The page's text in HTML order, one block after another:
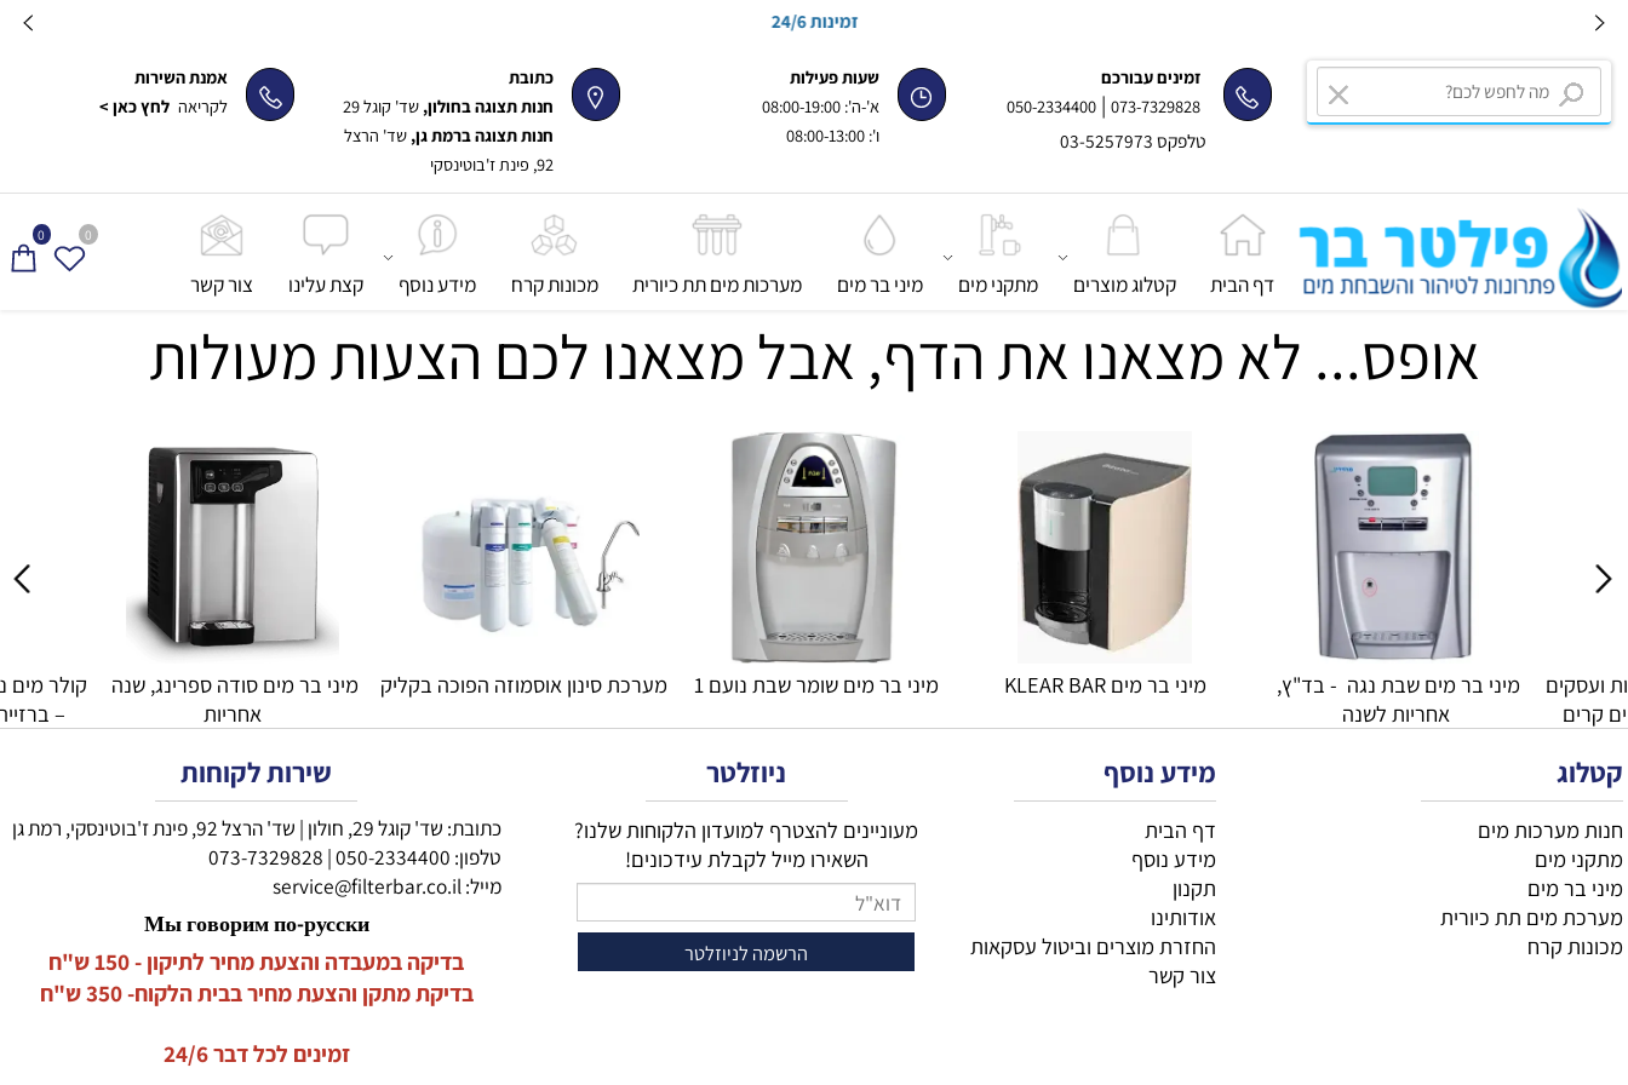
זמינות 24/6
זמינים עבורכם
073-7329828
|
050-2334400
טלפקס 03-5257973
שעות פעילות
א'-ה': 08:00-19:00
כתובת
חנות תצוגה בחולון,שד' קוגל 29
חנות תצוגה ברמת גן,שד' הרצל
אמנת השירות
לקריאה לחץ כאן >
0 0
דף הבית קטלוג מוצרים מתקני מים מיני בר מים מערכות מים תת כיורית מכונות קרח מידע נוסף קצת עלינו צור קשר
אופס... לא מצאנו את הדף, אבל מצאנו לכם הצעות מעולות
קולר מים נירוסטה למוסדות ועסקים
מים
מים
תת כיורית
מידע נוסף
דף הבית
מידע נוסף
אודותינו
החזרת מוצרים וביטול עסקאות
ניוזלטר
מעוניינים להצטרף למועדון הלקוחות שלנו?
השאירו מייל לקבלת עידכונים!
שירות לקוחות
כתובת: שד' קוגל 29, חולון | שד' הרצל 92, פינת ז'בוטינסקי, רמת גן
טלפון:050-2334400
|
073-7329828
service@filterbar.co.il
Мы говорим по-русски
בדיקה במעבדה והצעת מחיר לתיקון - 150 ש"ח